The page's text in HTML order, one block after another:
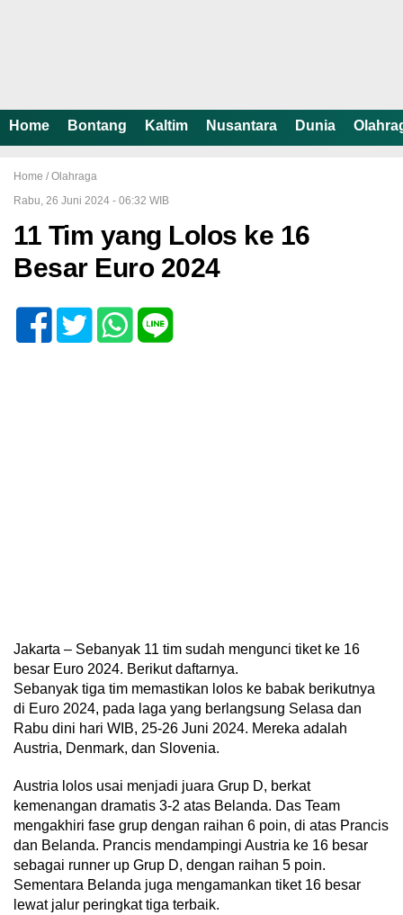
Home Bontang Kaltim Nusantara Dunia
Home / Olahraga
Rabu, 26 Juni 2024 - 06:32 WIB
11 Tim yang Lolos ke 16
Besar Euro 2024
Jakarta – Sebanyak 11 tim sudah mengunci tiket ke 16
besar Euro 2024. Berikut daftarnya.
Sebanyak tiga tim memastikan lolos ke babak berikutnya
di Euro 2024, pada laga yang berlangsung Selasa dan
Rabu dini hari WIB, 25-26 Juni 2024. Mereka adalah
Austria, Denmark, dan Slovenia.
Austria lolos usai menjadi juara Grup D, berkat
kemenangan dramatis 3-2 atas Belanda. Das Team
mengakhiri fase grup dengan raihan 6 poin, di atas Prancis
dan Belanda. Prancis mendampingi Austria ke 16 besar
sebagai runner up Grup D, dengan raihan 5 poin.
Sementara Belanda juga mengamankan tiket 16 besar
lewat jalur peringkat tiga terbaik.